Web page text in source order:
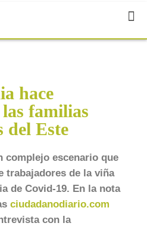
hace
las familias
del Este
complejo escenario que
trabajadores de la viña
de Covid-19. En la nota
ciudadanodiario.com
con la